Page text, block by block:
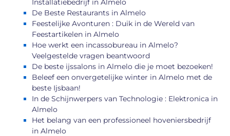
Installatiebedrijf in Almelo
De Beste Restaurants in Almelo
Feestelijke Avonturen : Duik in de Wereld van
Feestartikelen in Almelo
Hoe werkt een incassobureau in Almelo?
Veelgestelde vragen beantwoord
De beste ijssalons in Almelo die je moet bezoeken!
Beleef een onvergetelijke winter in Almelo met de
beste Ijsbaan!
In de Schijnwerpers van Technologie : Elektronica in
Almelo
Het belang van een professioneel hoveniersbedrijf
in Almelo